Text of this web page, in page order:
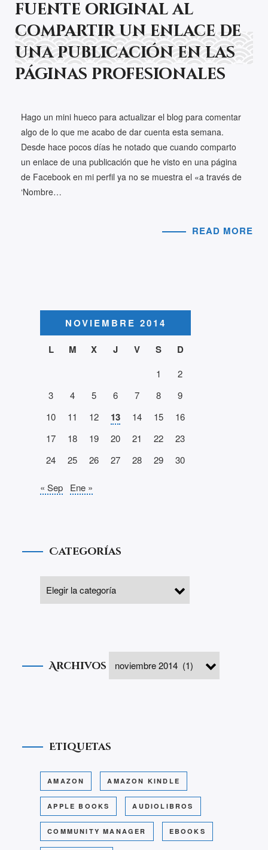
fuente original al
compartir un enlace de
una publicación en las
páginas profesionales
Hago un mini hueco para actualizar el blog para comentar
algo de lo que me acabo de dar cuenta esta semana.
Desde hace pocos días he notado que cuando comparto
un enlace de una publicación que he visto en una página
de Facebook en mi perfil ya no se muestra el «a través de
‘Nombre…
READ MORE
NOVIEMBRE 2014
L
M X J V S D
1
2
3
4 5 6 7 8
9
10
11 12 13 14 15
16
17
18 19 20 21 22
23
24
25 26 27 28 29 30
« Sep Ene »
Categorías
Archivos
Etiquetas
AMAZON AMAZON KINDLE
APPLE BOOKS AUDIOLIBROS
COMMUNITY MANAGER EBOOKS